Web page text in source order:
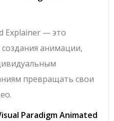
Explainer — это
анимации,
превращать свои
Paradigm Animated